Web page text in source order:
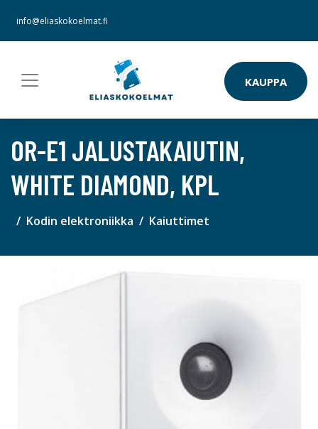
info@eliaskokoelmat.fi
KAUPPA
OR-E1 JALUSTAKAIUTIN,
WHITE DIAMOND, KPL
Kodin elektroniikka Kaiuttimet